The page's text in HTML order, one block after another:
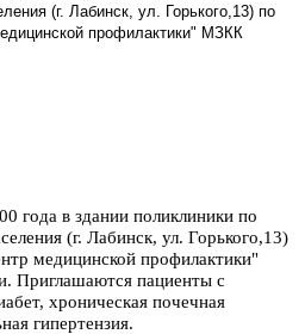
(г. Лабинск, ул. Горького,13) по
профилактики" МЗКК
года в здании поликлиники по
(г. Лабинск, ул. Горького,13)
медицинской профилактики"
Приглашаются пациенты с
хроническая почечная
гипертензия.